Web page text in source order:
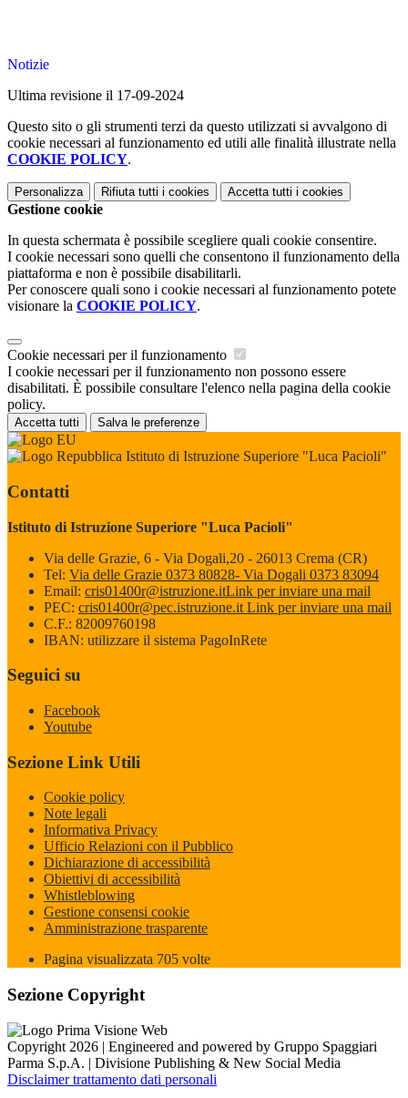
Notizie
Ultima revisione il 17-09-2024
Questo sito o gli strumenti terzi da questo utilizzati si avvalgono di
cookie necessari al funzionamento ed utili alle finalità illustrate nella
COOKIE POLICY.
Personalizza Rifiuta tutti i cookies Accetta tutti i cookies
Gestione cookie
In questa schermata è possibile scegliere quali cookie consentire.
I cookie necessari sono quelli che consentono il funzionamento della
piattaforma e non è possibile disabilitarli.
Per conoscere quali sono i cookie necessari al funzionamento potete
visionare la COOKIE POLICY.
Cookie necessari per il funzionamento
I cookie necessari per il funzionamento non possono essere
disabilitati. È possibile consultare l'elenco nella pagina della cookie
policy.
Accetta tutti Salva le preferenze
Istituto di Istruzione Superiore "Luca Pacioli"
Contatti
Istituto di Istruzione Superiore "Luca Pacioli"
Via delle Grazie, 6 - Via Dogali,20 - 26013 Crema (CR)
Tel: Via delle Grazie 0373 80828- Via Dogali 0373 83094
Email: cris01400r@istruzione.itLink per inviare una mail
PEC: cris01400r@pec.istruzione.it Link per inviare una mail
C.F.: 82009760198
IBAN: utilizzare il sistema PagoInRete
Seguici su
Facebook
Youtube
Sezione Link Utili
Cookie policy
Note legali
Informativa Privacy
Ufficio Relazioni con il Pubblico
Dichiarazione di accessibilità
Obiettivi di accessibilità
Whistleblowing
Gestione consensi cookie
Amministrazione trasparente
Pagina visualizzata 705 volte
Sezione Copyright
Copyright 2026 | Engineered and powered by Gruppo Spaggiari
Parma S.p.A. | Divisione Publishing & New Social Media
Disclaimer trattamento dati personali